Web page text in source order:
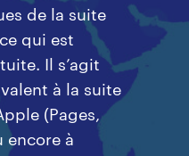
de la suite
qui est
Il s’agit
à la suite
(Pages,
encore à